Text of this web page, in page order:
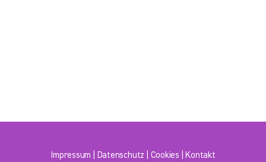
Impressum Datenschutz Cookies Kontakt